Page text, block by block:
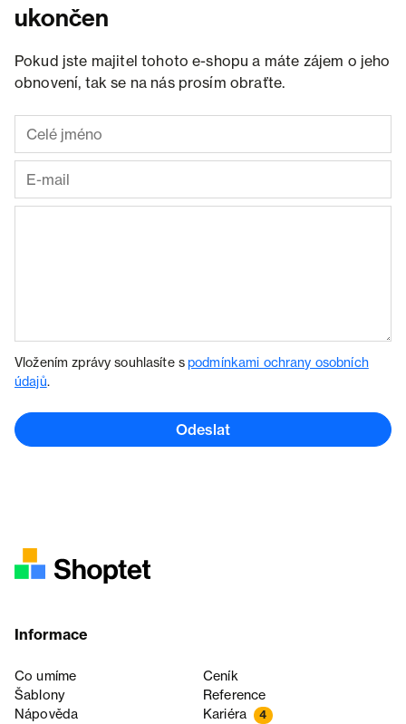
ukončen
Pokud jste majitel tohoto e-shopu a máte zájem o jeho
obnovení, tak se na nás prosím obraťte.
Vložením zprávy souhlasíte spodmínkami ochrany osobních
údajů.
Odeslat
Informace
Co umíme
Ceník
Šablony
Reference
Nápověda
Kariéra 4